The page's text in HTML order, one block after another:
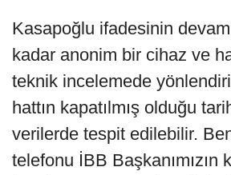
Kasapoğlu ifadesinin
kadar anonim bir cihaz ve
teknik incelemede
hattın kapatılmış olduğu
verilerde tespit edilebilir.
telefonu İBB Başkanımızın